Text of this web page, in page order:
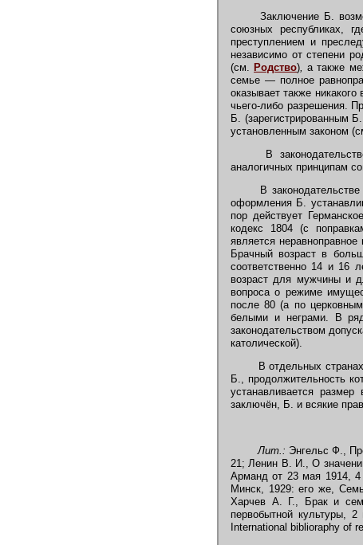
Заключение Б.
союзных республиках,
преступлением и
независимо от степени
(см. Родство), а также
семье — полное
оказывает также
чьего-либо разрешения.
Б. (зарегистрированным
установленным законом
В
аналогичных принципам
В
оформления Б.
пор действует
кодекс 1804 (с
является
Брачный возраст в
соответственно 14 и
возраст для мужчины и
вопроса о режиме
после 80 (а по
белыми и неграми. В
законодательством
католической).
В отдельных
Б., продолжительность
устанавливается
заключён, Б. и всякие
Лит.: Энгельс Ф.,
21; Ленин В. И., О
Арманд от 23 мая 1914,
Минск, 1929: его же,
Харчев А. Г., Брак и
первобытной культуры,
International biblioraphy of